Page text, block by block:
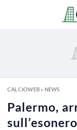
CALCIOWEB» NEWS
Palermo,